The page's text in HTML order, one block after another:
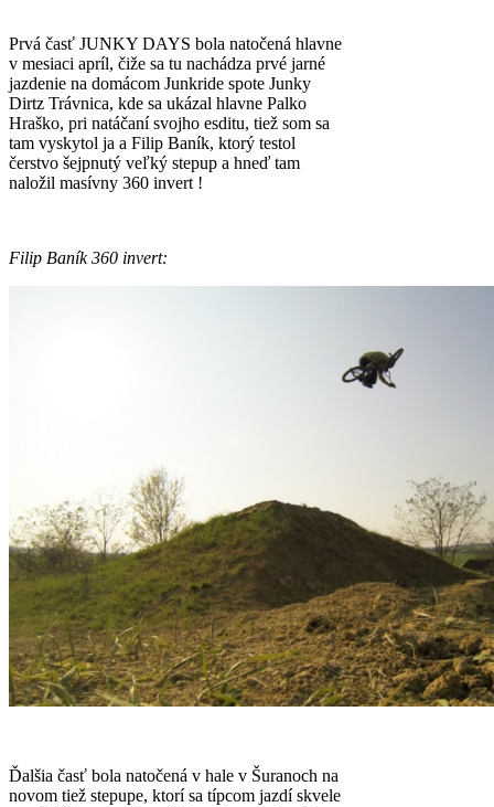
Prvá časť JUNKY DAYS bola natočená hlavne
v mesiaci apríl, čiže sa tu nachádza prvé jarné
jazdenie na domácom Junkride spote Junky
Dirtz Trávnica, kde sa ukázal hlavne Palko
Hraško, pri natáčaní svojho esditu, tiež som sa
tam vyskytol ja a Filip Baník, ktorý testol
čerstvo šejpnutý veľký stepup a hneď tam
naložil masívny 360 invert !
Filip Baník 360 invert:
Ďalšia časť bola natočená v hale v Šuranoch na
novom tiež stepupe, ktorí sa típcom jazdí skvele